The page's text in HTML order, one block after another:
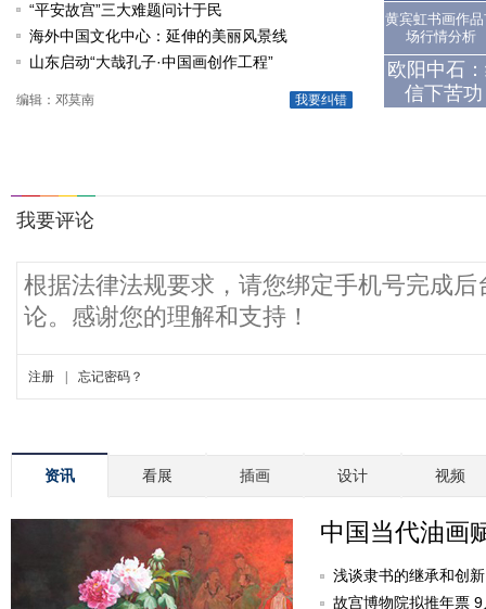
“平安故宫”三大难题问计于民
海外中国文化中心：延伸的美丽风景线
山东启动“大哉孔子·中国画创作工程”
我要纠错
编辑：邓莫南
黄宾虹书画作
场行情分析
欧阳中石
信下苦
资讯 看展 插画 设计 视频
中国当代油画
浅谈隶书的继承和创新
故宫博物院拟推年票